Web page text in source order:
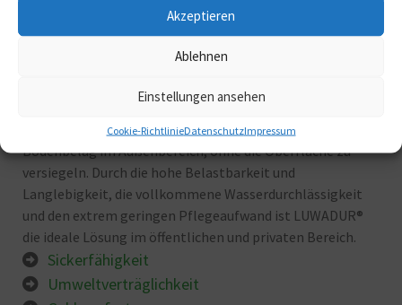
Akzeptieren
Ablehnen
Einstellungen ansehen
Cookie-RichtlinieDatenschutzImpressum
Flächen und Wege
LUWADUR® ist der ökologisch und ökonomisch wertvolle
Bodenbelag im Außenbereich, ohne die Oberfläche zu
versiegeln. Durch die hohe Belastbarkeit und
Langlebigkeit, die vollkommene Wasserdurchlässigkeit
und den extrem geringen Pflegeaufwand ist LUWADUR®
die ideale Lösung im öffentlichen und privaten Bereich.
Sickerfähigkeit
Umweltverträglichkeit